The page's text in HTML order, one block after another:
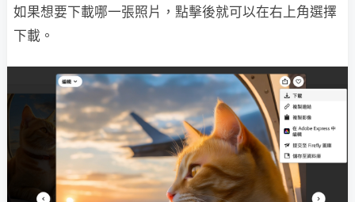
如果想要下載哪一張照片，點擊後就可以在右上角選擇
下載。